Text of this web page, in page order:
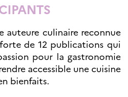
auteure culinaire reconnue
de 12 publications qui
pour la gastronomie
accessible une cuisine
bienfaits.